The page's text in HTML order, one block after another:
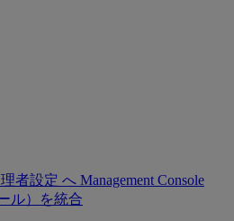
者設定 へ Management Console
ル）を統合